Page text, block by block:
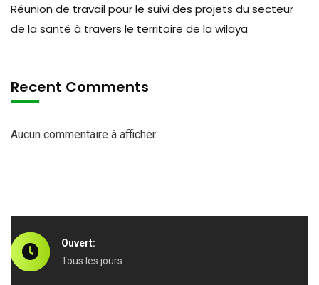
Réunion de travail pour le suivi des projets du secteur
de la santé à travers le territoire de la wilaya
Recent Comments
Aucun commentaire à afficher.
Ouvert:
Tous les jours